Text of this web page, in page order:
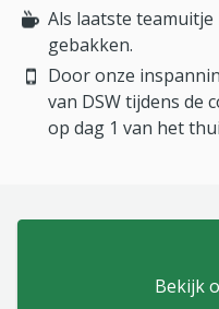
Als laatste
gebakken.
Door onze
van DSW tijdens de
op dag 1 van het
Bekijk